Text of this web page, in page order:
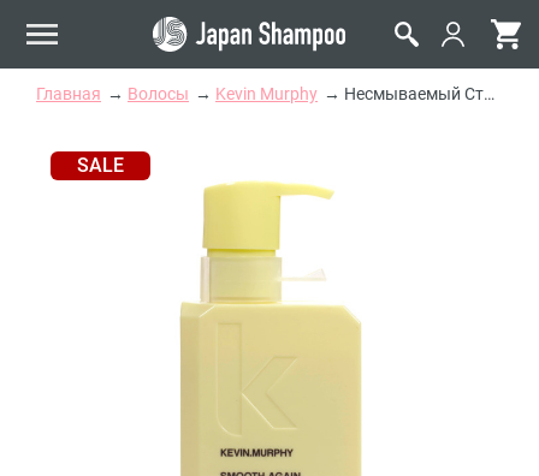
Главная Волосы Kevin Murphy Несмываемый Стайлинг-Уход для Разглаживания и Контроля Kevin Murphy Smooth Again Anti-Frizz Treatment
SALE